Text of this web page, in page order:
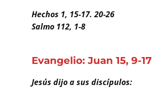
Familia Menesiana
Pastoral Vocacional
Recursos
Hechos 1, 15-17. 20-26
Salmo 112, 1-8
Evangelio: Juan 15, 9-17
Jesús dijo a sus discípulos: